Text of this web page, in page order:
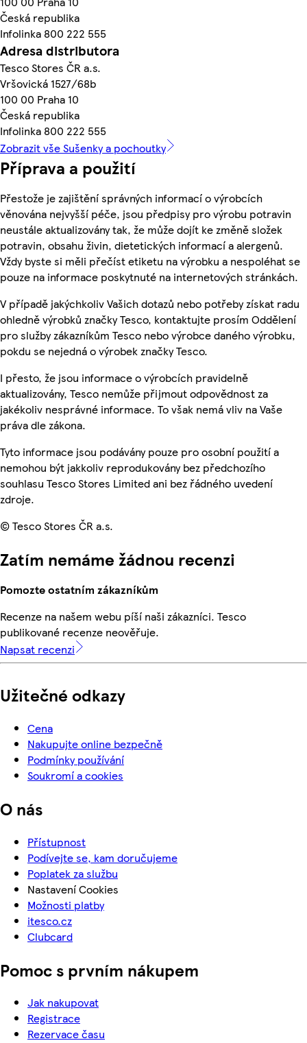
Česká republika
Infolinka 800 222 555
Adresa distributora
Tesco Stores ČR a.s.
Vršovická 1527/68b
100 00 Praha 10
Česká republika
Infolinka 800 222 555
Zobrazit vše Sušenky a pochoutky
Příprava a použití
Přestože je zajištění správných informací o výrobcích
věnována nejvyšší péče, jsou předpisy pro výrobu potravin
neustále aktualizovány tak, že může dojít ke změně složek
potravin, obsahu živin, dietetických informací a alergenů.
Vždy byste si měli přečíst etiketu na výrobku a nespoléhat se
pouze na informace poskytnuté na internetových stránkách.
V případě jakýchkoliv Vašich dotazů nebo potřeby získat radu
ohledně výrobků značky Tesco, kontaktujte prosím Oddělení
pro služby zákazníkům Tesco nebo výrobce daného výrobku,
pokdu se nejedná o výrobek značky Tesco.
I přesto, že jsou informace o výrobcích pravidelně
aktualizovány, Tesco nemůže přijmout odpovědnost za
jakékoliv nesprávné informace. To však nemá vliv na Vaše
práva dle zákona.
Tyto informace jsou podávány pouze pro osobní použití a
nemohou být jakkoliv reprodukovány bez předchozího
souhlasu Tesco Stores Limited ani bez řádného uvedení
zdroje.
© Tesco Stores ČR a.s.
Zatím nemáme žádnou recenzi
Pomozte ostatním zákazníkům
Recenze na našem webu píší naši zákazníci. Tesco
publikované recenze neověřuje.
Napsat recenzi
Užitečné odkazy
Cena
Nakupujte online bezpečně
Podmínky používání
Soukromí a cookies
O nás
Přístupnost
Podívejte se, kam doručujeme
Poplatek za službu
Nastavení Cookies
Možnosti platby
itesco.cz
Clubcard
Pomoc s prvním nákupem
Jak nakupovat
Registrace
Rezervace času